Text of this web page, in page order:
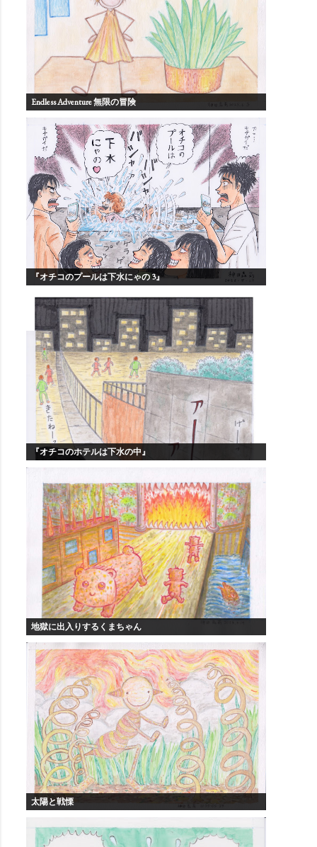
Endless Adventure 無限の冒険
『オチコのプールは下水にゃの 3』
『オチコのホテルは下水の中』
地獄に出入りするくまちゃん
太陽と戦慄